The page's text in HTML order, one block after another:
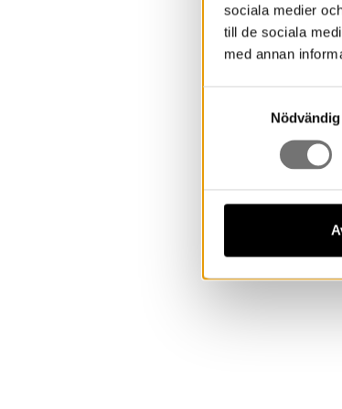
sociala medier
till de sociala
med annan
Nödvändig